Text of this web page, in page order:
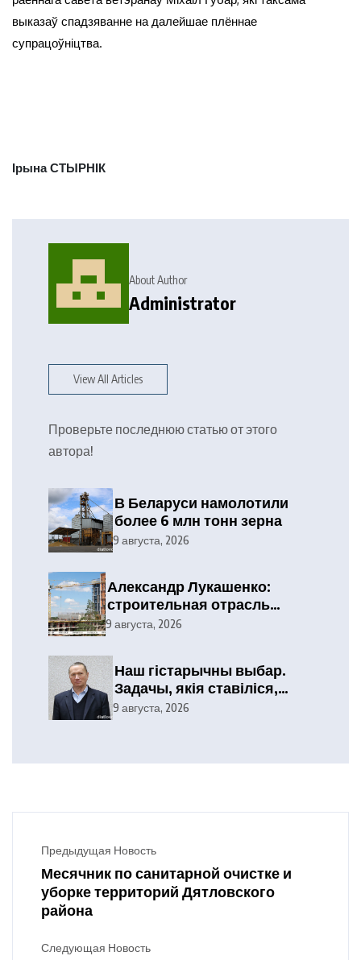
выказаў спадзяванне на далейшае плённае
супрацоўніцтва.
Ірына СТЫРНІК
About Author
Administrator
View All Articles
Проверьте последнюю статью от этого
автора!
В Беларуси намолотили
более 6 млн тонн зерна
9 августа, 2026
Александр Лукашенко:
строительная отрасль
демонстрирует высокие
статус одного из драйверов
экономики
9 августа, 2026
Наш гістарычны выбар.
Задачы, якія ставіліся,
выкананы
9 августа, 2026
Предыдущая Новость
Месячник по санитарной очистке и
уборке территорий Дятловского
района
Следующая Новость